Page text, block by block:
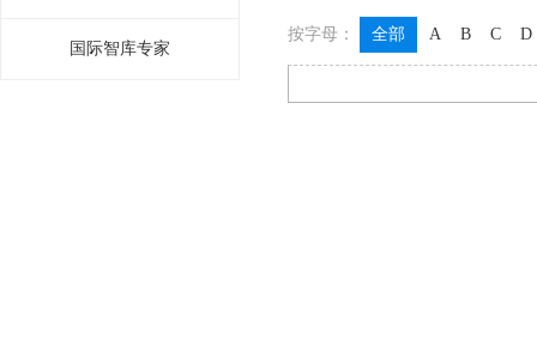
国际智库专家
政信咨询
政信法律
按字母：
全部 A B C D